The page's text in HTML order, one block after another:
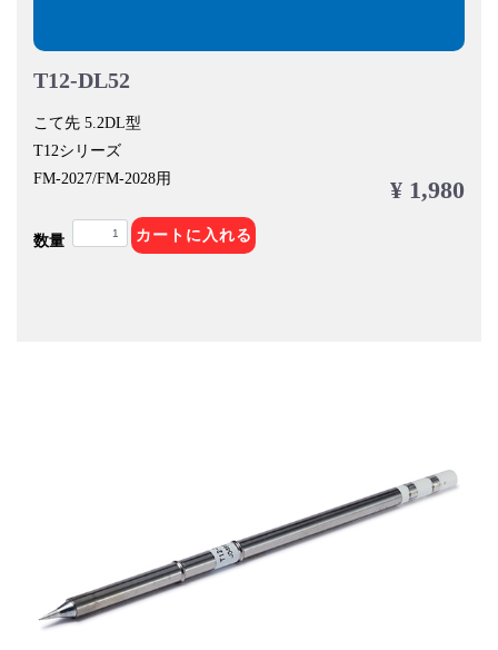
T12-DL52
こて先 5.2DL型
T12シリーズ
FM-2027/FM-2028用
¥ 1,980
数量 カートに入れる